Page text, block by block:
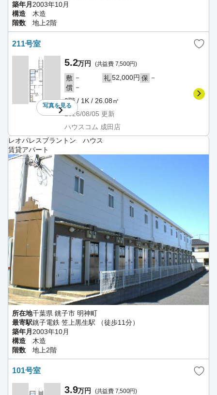
築年月 2003年10月
構造
木造
階数
地上2階
211号室
写真を見る
5.2万円 (共益費 7,500円)
敷 － 礼52,000円 保 －
償 －
2階 / 1K / 26.08㎡
2026/08/05 更新
ハウスコム 成田店
レオパレスブラントン ハウス
賃貸アパート
所在地千葉県 銚子市 明神町
最寄駅銚子電鉄 笠上黒生駅 （徒歩11分）
築年月2003年10月
構造
木造
階数
地上2階
101号室
3.9万円 (共益費 7,500円)